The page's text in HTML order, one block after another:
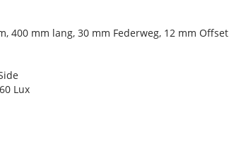
400 mm lang, 30 mm Federweg, 12 mm Offset
Lux